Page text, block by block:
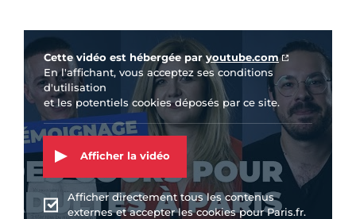
Vidéo Youtube
Cette vidéo est hébergée paryoutube.com
En l'affichant, vous acceptez ses conditions
d'utilisation
et les potentiels cookies déposés par ce site.
Afficher la vidéo
Afficher directement tous les contenus
externes et accepter les cookies pour Paris.fr.